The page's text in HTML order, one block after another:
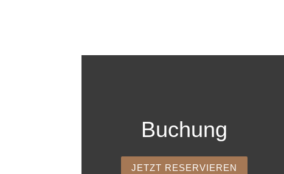
Buchung
JETZT RESERVIEREN